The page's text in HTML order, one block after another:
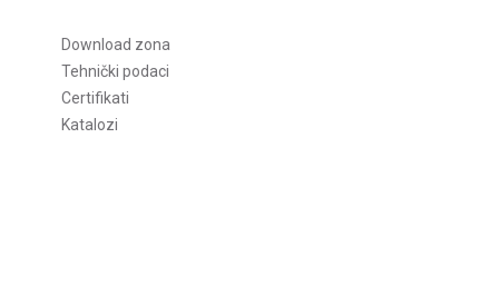
Download zona
Tehnički podaci
Certifikati
Katalozi